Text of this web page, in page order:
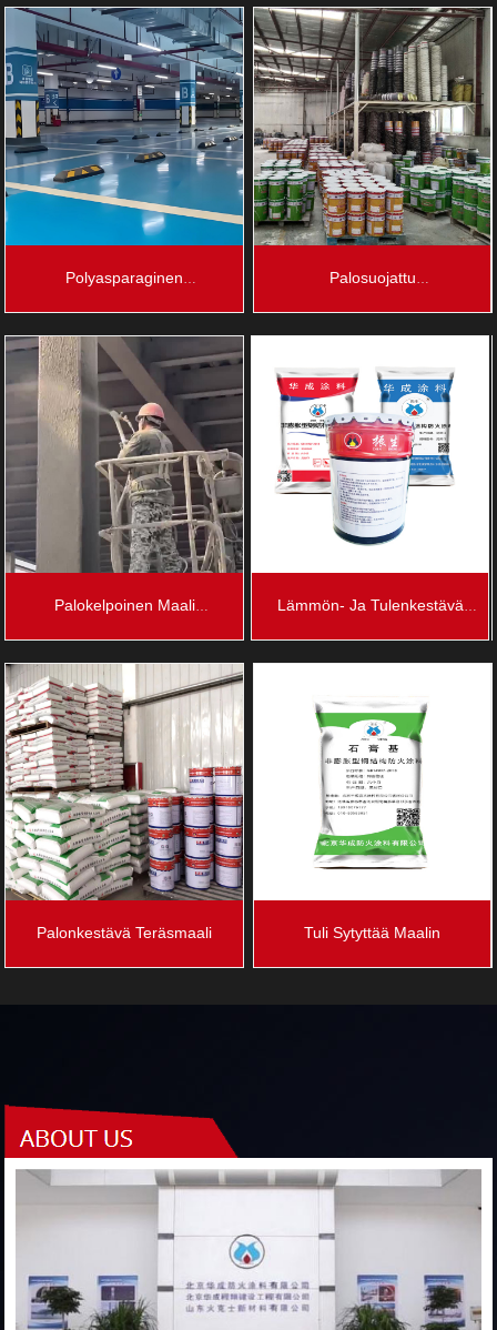
Pinnoitteet
Polyasparaginen Palosuojattu
Palokelpoinen Maali Lämmön- Ja Tulenkestävä
Palonkestävä Teräsmaali Tuli Sytyttää Maalin